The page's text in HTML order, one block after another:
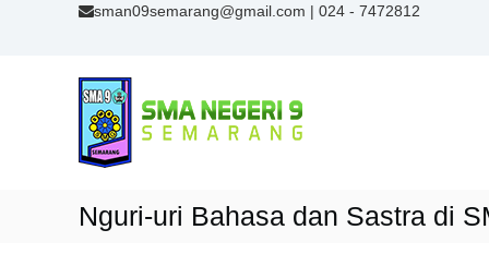
sman09semarang@gmail.com | 024 - 7472812
e
Nguri-uri Bahasa dan Sastra di